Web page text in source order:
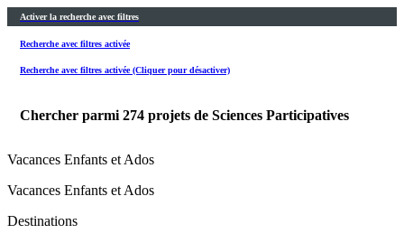
Activer la recherche avec filtres
Recherche avec filtres activée
Recherche avec filtres activée (Cliquer pour désactiver)
Chercher parmi 274 projets de Sciences Participatives
Vacances Enfants et Ados
Vacances Enfants et Ados
Destinations